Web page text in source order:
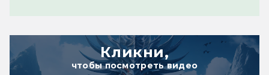
Кликни,
чтобы посмотреть видео